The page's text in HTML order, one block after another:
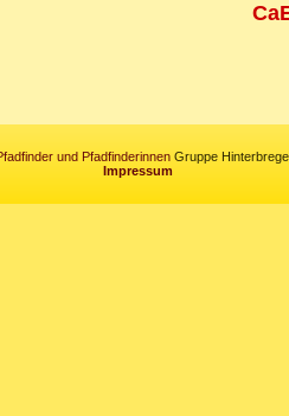
und PfadfinderinnenGruppe
Impressum